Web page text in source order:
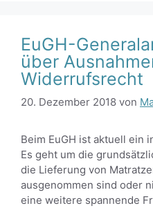
EuGH-
über
Widerrufsrecht
20. Dezember 2018 von
Beim EuGH ist aktuell ein
Es geht um die
die Lieferung von
ausgenommen sind oder
eine weitere spannende